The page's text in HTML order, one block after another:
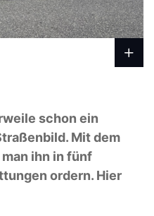
schon ein
Mit dem
ihn in fünf
ordern. Hier